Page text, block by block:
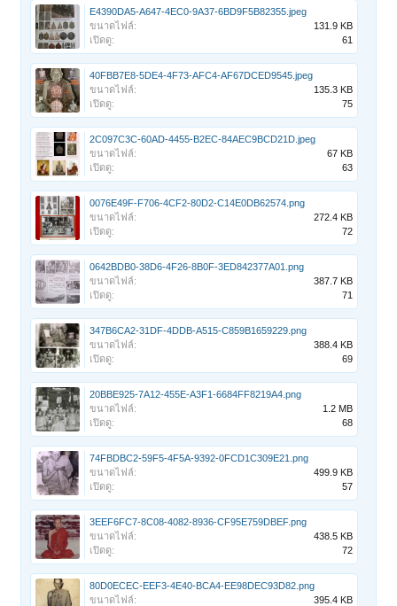
E4390DA5-A647-4EC0-9A37-6BD9F5B82355.jpeg
ขนาดไฟล์:
131.9 KB
เปิดดู:
61
40FBB7E8-5DE4-4F73-AFC4-AF67DCED9545.jpeg
ขนาดไฟล์:
135.3 KB
เปิดดู:
75
2C097C3C-60AD-4455-B2EC-84AEC9BCD21D.jpeg
ขนาดไฟล์:
67 KB
เปิดดู:
63
0076E49F-F706-4CF2-80D2-C14E0DB62574.png
ขนาดไฟล์:
272.4 KB
เปิดดู:
72
0642BDB0-38D6-4F26-8B0F-3ED842377A01.png
ขนาดไฟล์:
387.7 KB
เปิดดู:
71
347B6CA2-31DF-4DDB-A515-C859B1659229.png
ขนาดไฟล์:
388.4 KB
เปิดดู:
69
20BBE925-7A12-455E-A3F1-6684FF8219A4.png
ขนาดไฟล์:
1.2 MB
เปิดดู:
68
74FBDBC2-59F5-4F5A-9392-0FCD1C309E21.png
ขนาดไฟล์:
499.9 KB
เปิดดู:
57
3EEF6FC7-8C08-4082-8936-CF95E759DBEF.png
ขนาดไฟล์:
438.5 KB
เปิดดู:
72
80D0ECEC-EEF3-4E40-BCA4-EE98DEC93D82.png
ขนาดไฟล์:
395.4 KB